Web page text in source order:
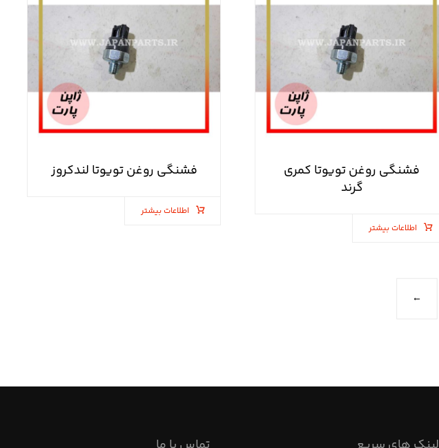
فشنگی روغن تویوتا کمری
گرند
اطلاعات بیشتر
فشنگی روغن تویوتا لندکروز
اطلاعات بیشتر
←